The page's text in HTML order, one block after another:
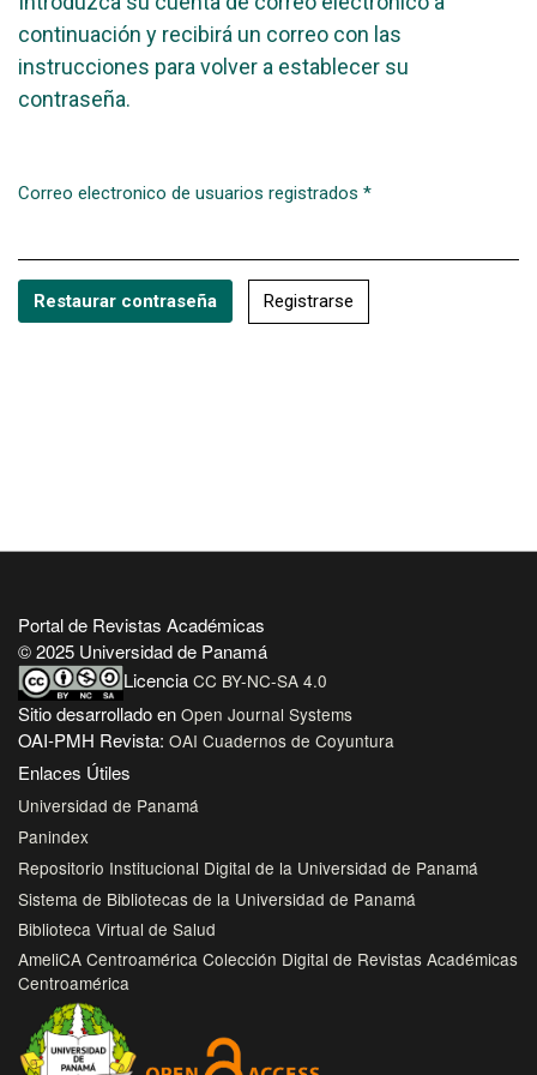
continuación y recibirá un correo con las
instrucciones para volver a establecer su
contraseña.
Correo electronico de usuarios registrados *
Restaurar contraseña Registrarse
Portal de Revistas Académicas
© 2025 Universidad de Panamá
Licencia CC BY-NC-SA 4.0
Sitio desarrollado en Open Journal Systems
OAI-PMH Revista: OAI Cuadernos de Coyuntura
Enlaces Útiles
Universidad de Panamá
Panindex
Repositorio Institucional Digital de la Universidad de Panamá
Sistema de Bibliotecas de la Universidad de Panamá
Biblioteca Virtual de Salud
AmeliCA Centroamérica Colección Digital de Revistas Académicas
Centroamérica